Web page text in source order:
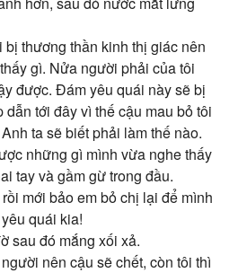
bị thương thần kinh thị giác nên
gì. Nửa người phải của tôi
được. Đám yêu quái này sẽ bị
dẫn tới đây vì thế cậu mau bỏ tôi
ta sẽ biết phải làm thế nào.
những gì mình vừa nghe thấy
tay và gầm gừ trong đầu.
mới bảo em bỏ chị lại để mình
quái kia!
sau đó mắng xối xả.
nên cậu sẽ chết, còn tôi thì